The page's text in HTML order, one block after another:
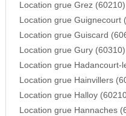
Location grue Grez (60210)
Location grue Guignecourt
Location grue Guiscard
Location grue Gury (60310)
Location grue Hadancourt-
Location grue Hainvillers
Location grue Halloy
Location grue Hannaches